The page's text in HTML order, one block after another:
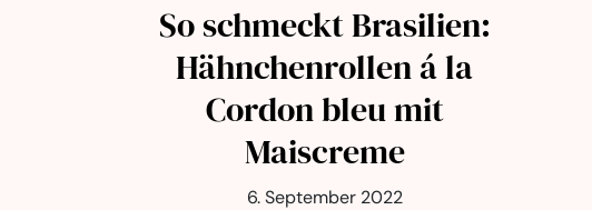
So schmeckt Brasilien:
Hähnchenrollen á la
Cordon bleu mit
Maiscreme
6. September 2022